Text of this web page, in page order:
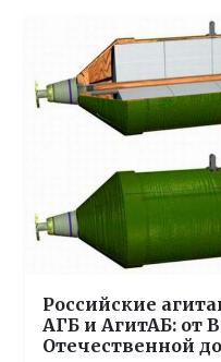
Российские
АГБ и АгитАБ: от
Отечественной